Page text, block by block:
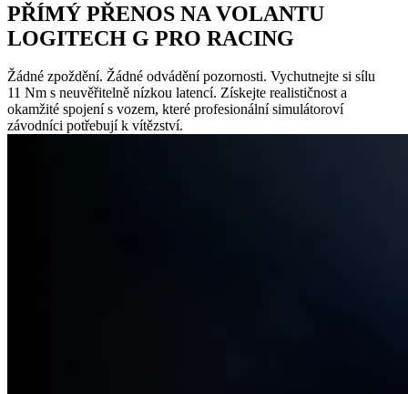
PŘÍMÝ PŘENOS NA VOLANTU
LOGITECH G PRO RACING
Žádné zpoždění. Žádné odvádění pozornosti. Vychutnejte si sílu
11 Nm s neuvěřitelně nízkou latencí. Získejte realističnost a
okamžité spojení s vozem, které profesionální simulátoroví
závodníci potřebují k vítězství.